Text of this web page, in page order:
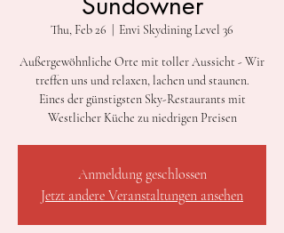
Thu, Feb 26 Envi Skydining Level 36
Außergewöhnliche Orte mit toller Aussicht - Wir
treffen uns und relaxen, lachen und staunen.
Eines der günstigsten Sky-Restaurants mit
Westlicher Küche zu niedrigen Preisen
Anmeldung geschlossen
Jetzt andere Veranstaltungen ansehen